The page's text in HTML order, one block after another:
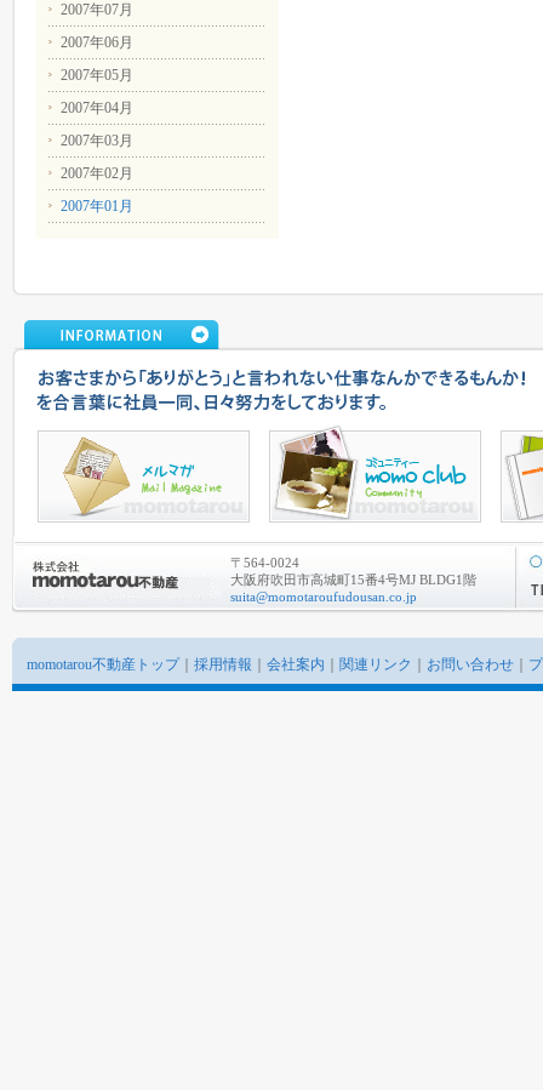
2007年07月
2007年06月
2007年05月
2007年04月
2007年03月
2007年02月
2007年01月
〒564-0024
大阪府吹田市高城町15番4号MJ BLDG1階
suita@momotaroufudousan.co.jp
momotarou不動産トップ｜ 採用情報 会社案内 関連リンク お問い合わせ